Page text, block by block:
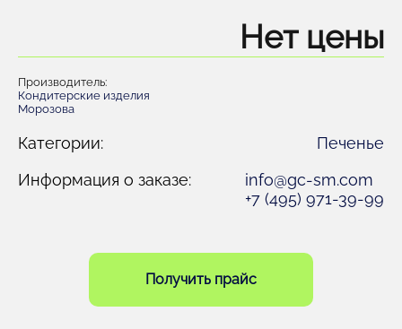
Нет цены
Производитель:
Кондитерские изделия
Морозова
Категории:
Печенье
Информация о заказе:
info@gc-sm.com
+7 (495) 971-39-99
Получить прайс